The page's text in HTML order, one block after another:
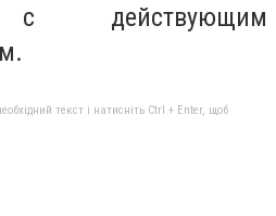
с действующим
текст і натисніть Ctrl + Enter, щоб